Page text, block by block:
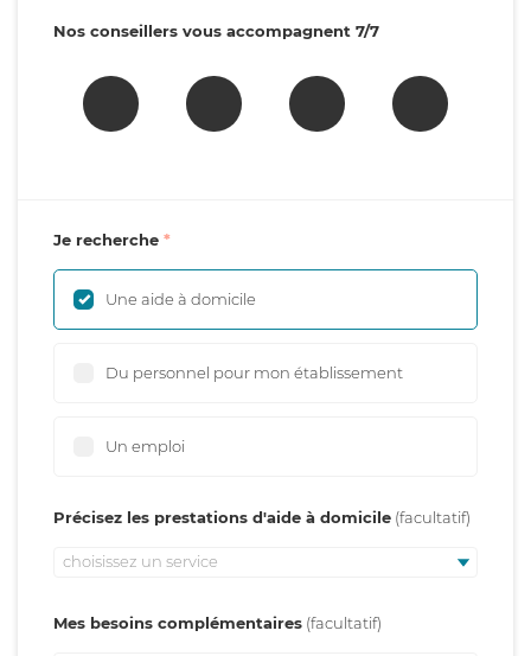
Nos conseillers vous accompagnent 7/7
Je recherche
Une aide à domicile
Du personnel pour mon établissement
Un emploi
Précisez les prestations d'aide à domicile
choisissez un service
Mes besoins complémentaires